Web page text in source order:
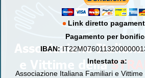
Link diretto
Pagamento per
IBAN:
Intestato a:
Associazione Italiana Familiari e